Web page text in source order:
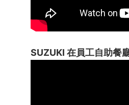
SUZUKI 在員工自助餐